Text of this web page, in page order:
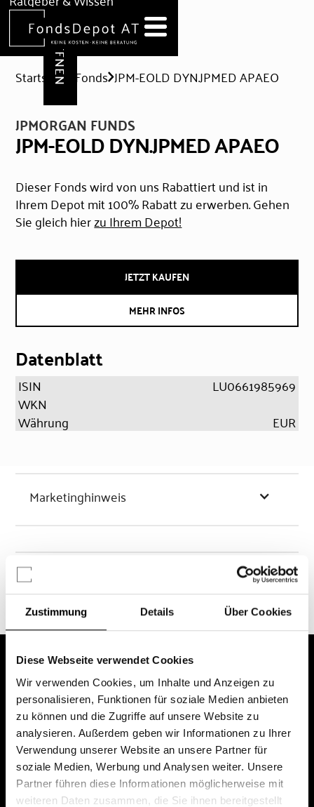
Zustimmung Details Über Cookies
Diese Webseite verwendet Cookies
Wir verwenden Cookies, um Inhalte und Anzeigen zu
personalisieren, Funktionen für soziale Medien anbieten
zu können und die Zugriffe auf unsere Website zu
analysieren. Außerdem geben wir Informationen zu Ihrer
Verwendung unserer Website an unsere Partner für
soziale Medien, Werbung und Analysen weiter. Unsere
Partner führen diese Informationen möglicherweise mit
weiteren Daten zusammen, die Sie ihnen bereitgestellt
Hilfe & Formulare
DEPOT ERÖFFNEN
Startseite Fonds JPM-EOLD DYN.JPMED APAEO
JPMORGAN FUNDS
JPM-EOLD DYN.JPMED APAEO
Dieser Fonds wird von uns Rabattiert und ist in
Ihrem Depot mit 100% Rabatt zu erwerben. Gehen
Sie gleich hierzu Ihrem Depot!
JETZT KAUFEN
MEHR INFOS
Datenblatt
ISIN
LU0661985969
WKN
Währung
EUR
Marketinghinweis
Chancen & Risiken
Das erste Depot in Österreich mit 0€ Kontoführung,
0€ Ausgabeaufschlag und 0€ Depotgebühren bei